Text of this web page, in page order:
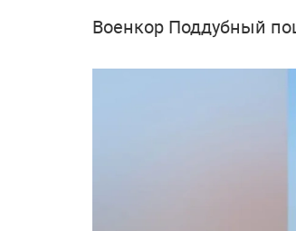
Военкор Поддубный